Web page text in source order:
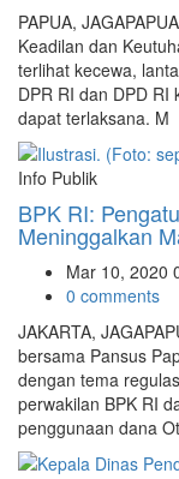
PAPUA,
Keadilan dan
terlihat kecewa,
DPR RI dan DPD
dapat terlaksana. M
Info Publik
BPK RI:
Meninggalkan
Mar 10, 2020
0 comments
JAKARTA,
bersama Pansus
dengan tema
perwakilan BPK RI
penggunaan dana